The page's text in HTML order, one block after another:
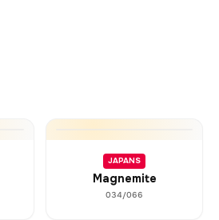
JAPANS
Magnemite
034/066